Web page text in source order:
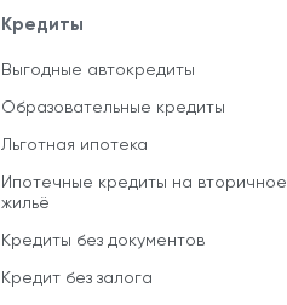
Кредиты
Выгодные автокредиты
Образовательные кредиты
Льготная ипотека
Ипотечные кредиты на вторичное
жильё
Кредиты без документов
Кредит без залога